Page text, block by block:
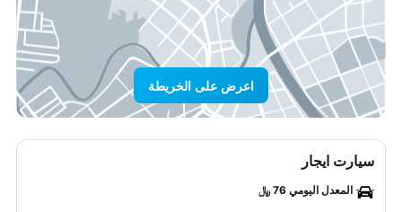
اعرض على الخريطة
سيارت ايجار
المعدل اليومي 76 ﷼